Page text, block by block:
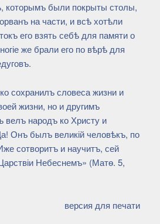
которымъ были покрыты столы,
на части, и всѣ хотѣли
его взять себѣ для памяти о
же брали его по вѣрѣ для
сохранилъ словеса жизни и
жизни, но и другимъ
велъ народъ ко Христу и
Онъ былъ великій человѣкъ, по
сотворитъ и научитъ, сей
Небеснемъ» (Матѳ. 5,
версия для печати